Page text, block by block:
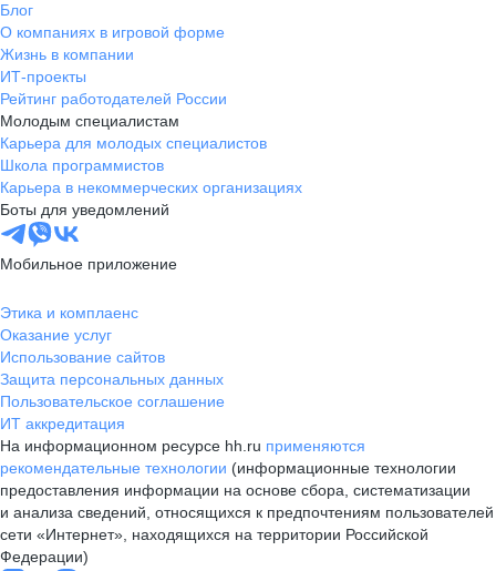
Блог
О компаниях в игровой форме
Жизнь в компании
ИТ-проекты
Рейтинг работодателей России
Молодым специалистам
Карьера для молодых специалистов
Школа программистов
Карьера в некоммерческих организациях
Боты для уведомлений
Мобильное приложение
Этика и комплаенс
Оказание услуг
Использование сайтов
Защита персональных данных
Пользовательское соглашение
ИТ аккредитация
На информационном ресурсе hh.ru применяются
рекомендательные технологии (информационные технологии
предоставления информации на основе сбора, систематизации
и анализа сведений, относящихся к предпочтениям пользователей
сети «Интернет», находящихся на территории Российской
Федерации)